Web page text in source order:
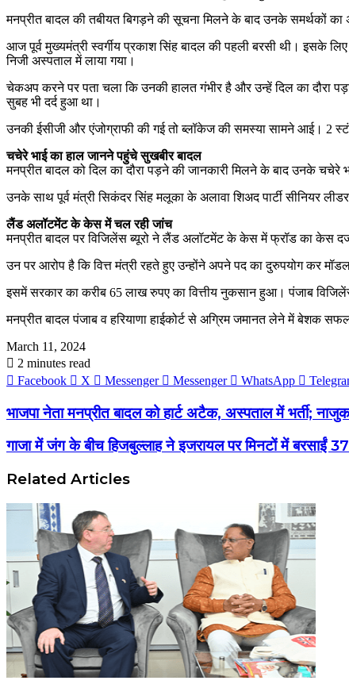
मनप्रीत बादल की तबीयत बिगड़ने की सूचना मिलने के बाद उनके समर्थकों का
आज पूर्व मुख्यमंत्री स्वर्गीय प्रकाश सिंह बादल की पहली बरसी थी। इसके
निजी अस्पताल में लाया गया।
चेकअप करने पर पता चला कि उनकी हालत गंभीर है और उन्हें दिल का दौरा
सुबह भी दर्द हुआ था।
उनकी ईसीजी और एंजोग्राफी की गई तो ब्लॉकेज की समस्या सामने आई। 2
चचेरे भाई का हाल जानने पहुंचे सुखबीर बादल
मनप्रीत बादल को दिल का दौरा पड़ने की जानकारी मिलने के बाद उनके चचेरे
उनके साथ पूर्व मंत्री सिकंदर सिंह मलूका के अलावा शिअद पार्टी सीनियर
लैंड अलॉटमेंट के केस में चल रही जांच
मनप्रीत बादल पर विजिलेंस ब्यूरो ने लैंड अलॉटमेंट के केस में फ्रॉड का केस
उन पर आरोप है कि वित्त मंत्री रहते हुए उन्होंने अपने पद का दुरुपयोग कर
इसमें सरकार का करीब 65 लाख रुपए का वित्तीय नुकसान हुआ। पंजाब
मनप्रीत बादल पंजाब व हरियाणा हाईकोर्ट से अग्रिम जमानत लेने में बेशक
March 11, 2024
2 minutes read
Facebook
X Messenger Messenger WhatsApp
भाजपा नेता मनप्रीत बादल को हार्ट अटैक, अस्पताल में भर्ती;
गाजा में जंग के बीच हिजबुल्लाह ने इजरायल पर मिनटों में बरसाईं
Related Articles